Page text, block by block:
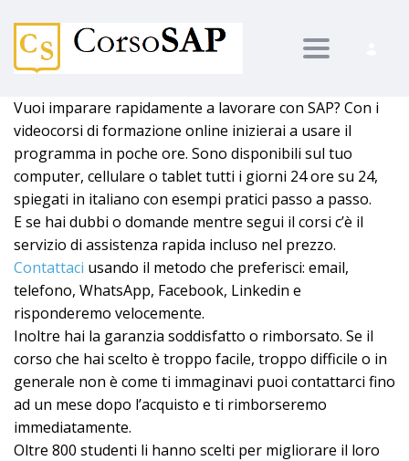
Toggle
Vuoi imparare rapidamente a lavorare con SAP? Con i
videocorsi di formazione online inizierai a usare il
programma in poche ore. Sono disponibili sul tuo
computer, cellulare o tablet tutti i giorni 24 ore su 24,
spiegati in italiano con esempi pratici passo a passo.
E se hai dubbi o domande mentre segui il corsi c’è il
servizio di assistenza rapida incluso nel prezzo.
Contattaci usando il metodo che preferisci: email,
telefono, WhatsApp, Facebook, Linkedin e
risponderemo velocemente.
Inoltre hai la garanzia soddisfatto o rimborsato. Se il
corso che hai scelto è troppo facile, troppo difficile o in
generale non è come ti immaginavi puoi contattarci fino
ad un mese dopo l’acquisto e ti rimborseremo
immediatamente.
Oltre 800 studenti li hanno scelti per migliorare il loro